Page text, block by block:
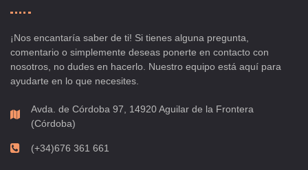
¡Nos encantaría saber de ti! Si tienes alguna pregunta,
comentario o simplemente deseas ponerte en contacto con
nosotros, no dudes en hacerlo. Nuestro equipo está aquí para
ayudarte en lo que necesites.
Avda. de Córdoba 97, 14920 Aguilar de la Frontera
(Córdoba)
(+34)676 361 661